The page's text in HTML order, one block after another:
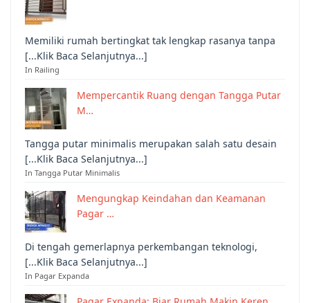
Memiliki rumah bertingkat tak lengkap rasanya tanpa
[...Klik Baca Selanjutnya...]
In Railing
Mempercantik Ruang dengan Tangga Putar
M…
Tangga putar minimalis merupakan salah satu desain
[...Klik Baca Selanjutnya...]
In Tangga Putar Minimalis
Mengungkap Keindahan dan Keamanan
Pagar …
Di tengah gemerlapnya perkembangan teknologi,
[...Klik Baca Selanjutnya...]
In Pagar Expanda